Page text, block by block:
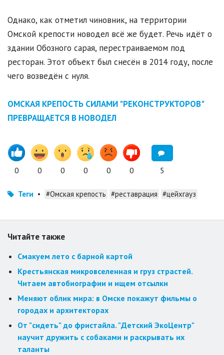
Однако, как отметил чиновник, на территории
Омской крепости новодел всё же будет. Речь идёт о
здании Обозного сарая, перестраиваемом под
ресторан. Этот объект был снесён в 2014 году, после
чего возведён с нуля.
ОМСКАЯ КРЕПОСТЬ СИЛАМИ "РЕКОНСТРУКТОРОВ"
ПРЕВРАЩАЕТСЯ В НОВОДЕЛ
0 0 0 0 0 0 5
Теги • #Омская крепость #реставрация #цейхгауз
Читайте также
Смакуем лето с барной картой
Крестьянская микровселенная и груз страстей.
Читаем автобиографии и ищем отсылки
Меняют облик мира: в Омске покажут фильмы о
городах и архитекторах
От "сидеть" до фристайла. "Детский ЭкоЦентр"
научит дружить с собаками и раскрывать их
таланты